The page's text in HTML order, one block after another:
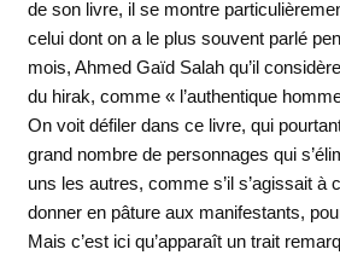
de son livre, il se montre
celui dont on a le plus souvent parlé
mois, Ahmed Gaïd Salah qu’il
du hirak, comme « l’authentique
On voit défiler dans ce livre, qui
grand nombre de personnages qui
uns les autres, comme s’il s’agissait à
donner en pâture aux manifestants,
Mais c’est ici qu’apparaît un trait